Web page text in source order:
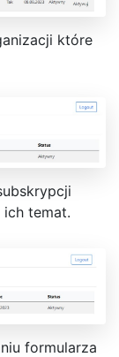
które
temat.
formularza